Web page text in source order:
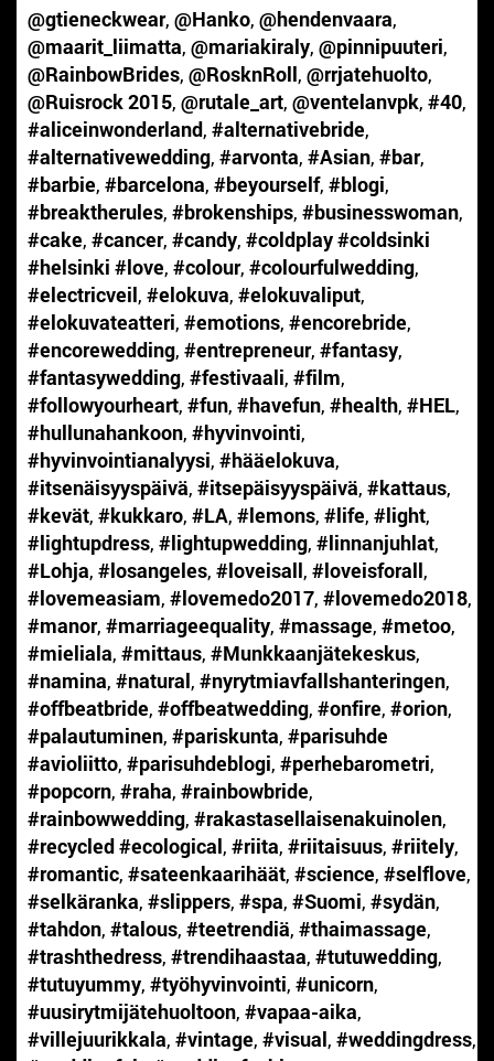
@gtieneckwear, @Hanko, @hendenvaara,
@maarit_liimatta, @mariakiraly, @pinnipuuteri,
@RainbowBrides, @RosknRoll, @rrjatehuolto,
@Ruisrock 2015, @rutale_art, @ventelanvpk, #40,
#aliceinwonderland, #alternativebride,
#alternativewedding, #arvonta, #Asian, #bar,
#barbie, #barcelona, #beyourself, #blogi,
#breaktherules, #brokenships, #businesswoman,
#cake, #cancer, #candy, #coldplay #coldsinki
#helsinki #love, #colour, #colourfulwedding,
#electricveil, #elokuva, #elokuvaliput,
#elokuvateatteri, #emotions, #encorebride,
#encorewedding, #entrepreneur, #fantasy,
#fantasywedding, #festivaali, #film,
#followyourheart, #fun, #havefun, #health, #HEL,
#hullunahankoon, #hyvinvointi,
#hyvinvointianalyysi, #hääelokuva,
#itsenäisyyspäivä, #itsepäisyyspäivä, #kattaus,
#kevät, #kukkaro, #LA, #lemons, #life, #light,
#lightupdress, #lightupwedding, #linnanjuhlat,
#Lohja, #losangeles, #loveisall, #loveisforall,
#lovemeasiam, #lovemedo2017, #lovemedo2018,
#manor, #marriageequality, #massage, #metoo,
#mieliala, #mittaus, #Munkkaanjätekeskus,
#namina, #natural, #nyrytmiavfallshanteringen,
#offbeatbride, #offbeatwedding, #onfire, #orion,
#palautuminen, #pariskunta, #parisuhde
#avioliitto, #parisuhdeblogi, #perhebarometri,
#popcorn, #raha, #rainbowbride,
#rainbowwedding, #rakastasellaisenakuinolen,
#recycled #ecological, #riita, #riitaisuus, #riitely,
#romantic, #sateenkaarihäät, #science, #selflove,
#selkäranka, #slippers, #spa, #Suomi, #sydän,
#tahdon, #talous, #teetrendiä, #thaimassage,
#trashthedress, #trendihaastaa, #tutuwedding,
#tutuyummy, #työhyvinvointi, #unicorn,
#uusirytmijätehuoltoon, #vapaa-aika,
#villejuurikkala, #vintage, #visual, #weddingdress,